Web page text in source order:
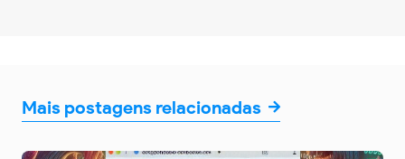
Mais postagens relacionadas